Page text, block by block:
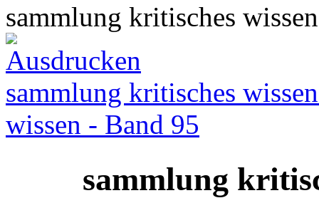
sammlung kritisches
sammlung kritisches
wissen - Band 95
sammlung